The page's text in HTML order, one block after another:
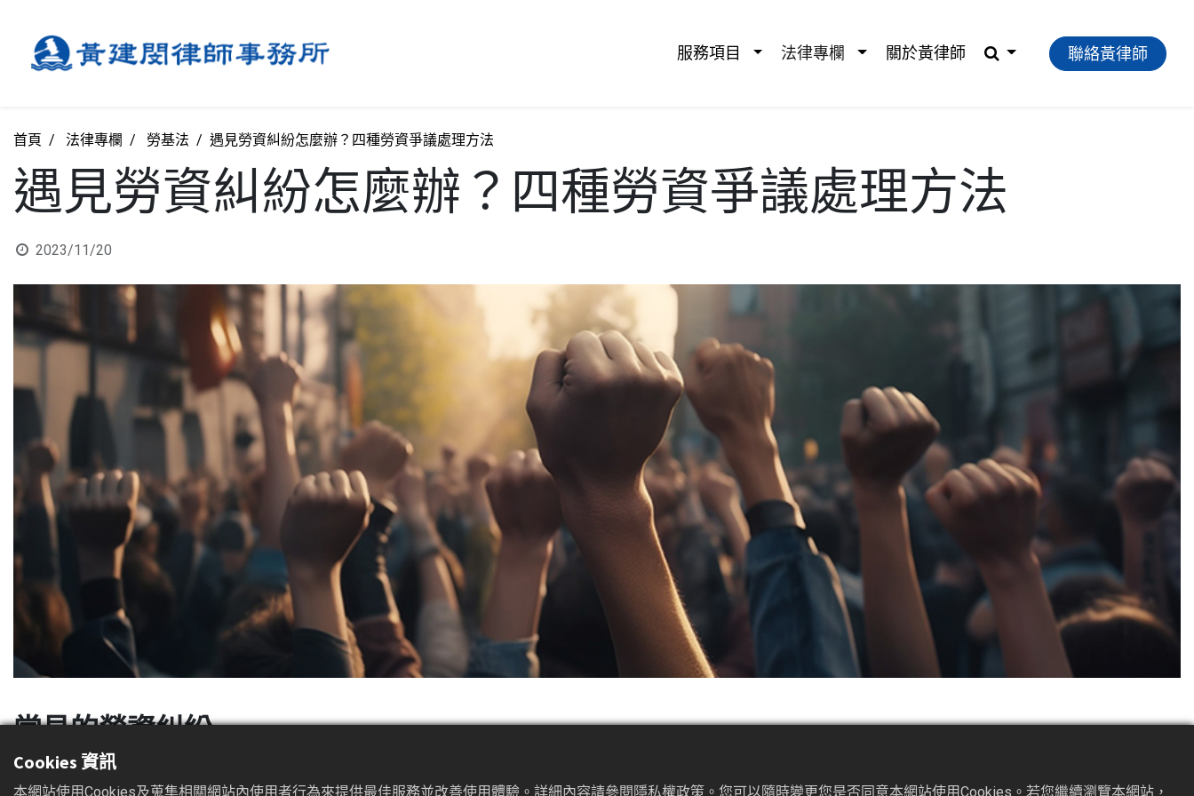
服務項⽬ 法律專欄 關於黃律師 聯絡黃律師
首頁 法律專欄 勞基法 遇見勞資糾紛怎麼辦？四種勞資爭議處理方法
遇見勞資糾紛怎麼辦？四種勞資爭議處理方法
2023/11/20
常見的勞資糾紛
勞資爭議可分為權利事項及調整事項兩大類型，「權利事項」指勞資雙方當事人基於法令、團體協約、勞動契約之規定所為權利義務之爭議，例如老闆任意解雇、積欠工資、未給付加班費
等；「調整事項」指勞資雙方當事人對於勞動條件主張繼續維持或變更之爭議，例如調整休息時間、縮短工時等。
Cookies 資訊
本網站使用Cookies及蒐集相關網站內使用者行為來提供最佳服務並改善使用體驗。詳細內容請參閱隱私權政策。您可以隨時變更您是否同意本網站使用Cookies。若您繼續瀏覽本網站，